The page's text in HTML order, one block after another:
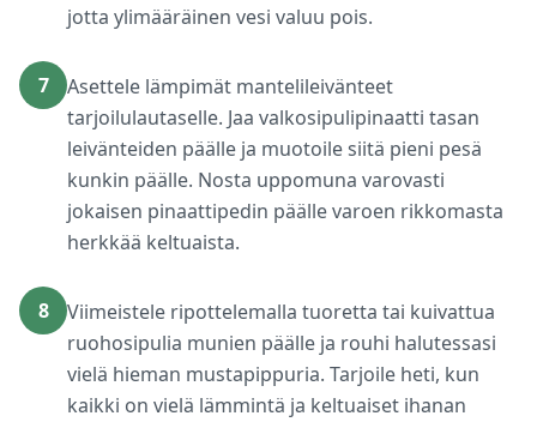
jotta ylimääräinen vesi valuu pois.
7
Asettele lämpimät mantelileivänteet
tarjoilulautaselle. Jaa valkosipulipinaatti tasan
leivänteiden päälle ja muotoile siitä pieni pesä
kunkin päälle. Nosta uppomuna varovasti
jokaisen pinaattipedin päälle varoen rikkomasta
herkkää keltuaista.
8
Viimeistele ripottelemalla tuoretta tai kuivattua
ruohosipulia munien päälle ja rouhi halutessasi
vielä hieman mustapippuria. Tarjoile heti, kun
kaikki on vielä lämmintä ja keltuaiset ihanan